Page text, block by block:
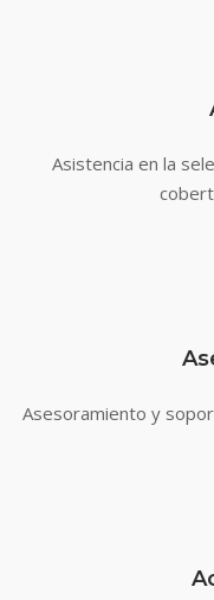
Asistencia en la
Asesoramiento y